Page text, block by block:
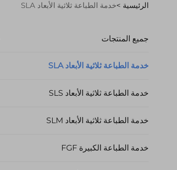
الرئيسية >خدمة الطباعة ثلاثية الأبعاد SLA
جميع المنتجات
خدمة الطباعة ثلاثية الأبعاد SLA
خدمة الطباعة ثلاثية الأبعاد SLS
خدمة الطباعة ثلاثية الأبعاد SLM
خدمة الطباعة الكبيرة FGF